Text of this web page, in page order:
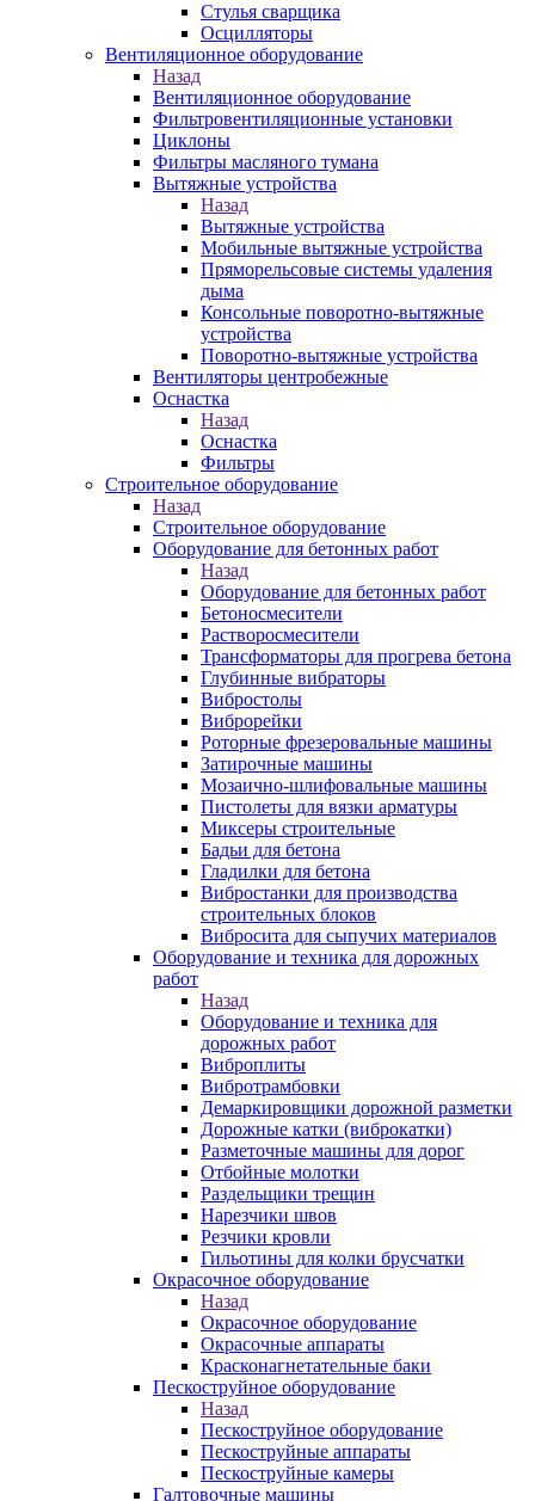
Стулья сварщика
Осцилляторы
Вентиляционное оборудование
Назад
Вентиляционное оборудование
Фильтровентиляционные установки
Циклоны
Фильтры масляного тумана
Вытяжные устройства
Назад
Вытяжные устройства
Мобильные вытяжные устройства
Пряморельсовые системы удаления
дыма
Консольные поворотно-вытяжные
устройства
Поворотно-вытяжные устройства
Вентиляторы центробежные
Оснастка
Назад
Оснастка
Фильтры
Строительное оборудование
Назад
Строительное оборудование
Оборудование для бетонных работ
Назад
Оборудование для бетонных работ
Бетоносмесители
Растворосмесители
Трансформаторы для прогрева бетона
Глубинные вибраторы
Вибростолы
Виброрейки
Роторные фрезеровальные машины
Затирочные машины
Мозаично-шлифовальные машины
Пистолеты для вязки арматуры
Миксеры строительные
Бадьи для бетона
Гладилки для бетона
Вибростанки для производства
строительных блоков
Вибросита для сыпучих материалов
Оборудование и техника для дорожных
работ
Назад
Оборудование и техника для
дорожных работ
Виброплиты
Вибротрамбовки
Демаркировщики дорожной разметки
Дорожные катки (виброкатки)
Разметочные машины для дорог
Отбойные молотки
Раздельщики трещин
Нарезчики швов
Резчики кровли
Гильотины для колки брусчатки
Окрасочное оборудование
Назад
Окрасочное оборудование
Окрасочные аппараты
Красконагнетательные баки
Пескоструйное оборудование
Назад
Пескоструйное оборудование
Пескоструйные аппараты
Пескоструйные камеры
Галтовочные машины